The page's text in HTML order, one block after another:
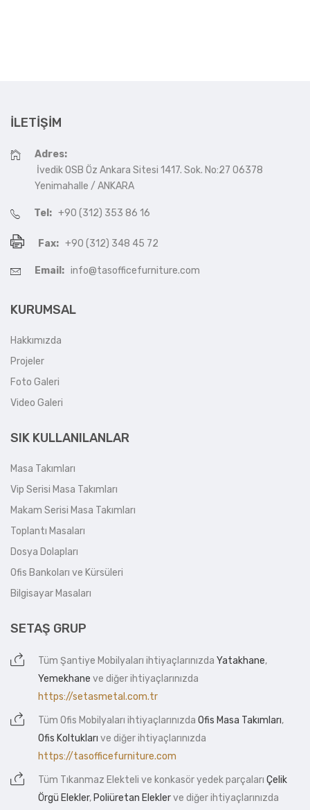
İLETIŞIM
Adres:
İvedik OSB Öz Ankara Sitesi 1417. Sok. No:27 06378
Yenimahalle / ANKARA
Tel: +90 (312) 353 86 16
Fax: +90 (312) 348 45 72
Email: info@tasofficefurniture.com
KURUMSAL
Hakkımızda
Projeler
Foto Galeri
Video Galeri
SIK KULLANILANLAR
Masa Takımları
Vip Serisi Masa Takımları
Makam Serisi Masa Takımları
Toplantı Masaları
Dosya Dolapları
Ofis Bankoları ve Kürsüleri
Bilgisayar Masaları
SETAŞ GRUP
Tüm Şantiye Mobilyaları ihtiyaçlarınızda Yatakhane,
Yemekhane ve diğer ihtiyaçlarınızda
https://setasmetal.com.tr
Tüm Ofis Mobilyaları ihtiyaçlarınızda Ofis Masa Takımları,
Ofis Koltukları ve diğer ihtiyaçlarınızda
https://tasofficefurniture.com
Tüm Tıkanmaz Elekteli ve konkasör yedek parçaları Çelik
Örgü Elekler, Poliüretan Eleklerve diğer ihtiyaçlarınızda